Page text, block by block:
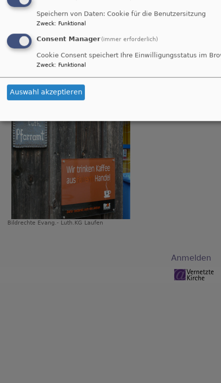
83410 Laufen
Tel.: 08682/ 350
Fax: 08682/ 95905
e- mail:pfarramt.laufen@elkb.de
Bildrechte Evang.- Luth.KG Laufen
Anmelden
Speichern von Daten: Cookie für die Benutzersitzung
Zweck: Funktional
Consent Manager (immer erforderlich)
Cookie Consent speichert Ihre Einwilligungsstatus im
Zweck: Funktional
Auswahl akzeptieren